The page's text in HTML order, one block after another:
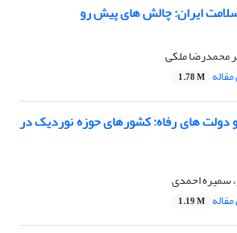
ایران: چالش های پیش رو
محمدرضا ملکی
1.78 M
دولت های رفاه: کشورهای حوزه نوردیک در
سمیره احمدی
1.19 M